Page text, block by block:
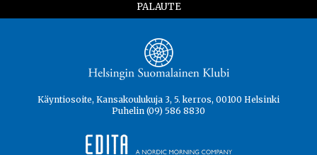
PALAUTE
Käyntiosoite, Kansakoulukuja 3, 5. kerros, 00100 Helsinki
Puhelin (09) 586 8830